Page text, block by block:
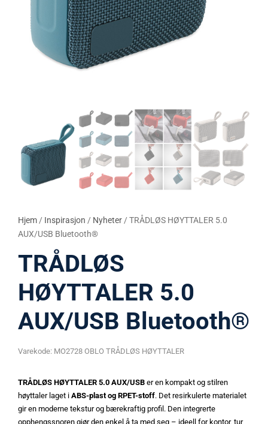
Hjem / Inspirasjon / Nyheter / TRÅDLØS HØYTTALER 5.0
AUX/USB Bluetooth®
TRÅDLØS
HØYTTALER 5.0
AUX/USB Bluetooth®
Varekode: MO2728 OBLO TRÅDLØS HØYTTALER
TRÅDLØS HØYTTALER 5.0 AUX/USB er en kompakt og stilren
høyttaler laget i ABS-plast og RPET-stoff. Det resirkulerte materialet
gir en moderne tekstur og bærekraftig profil. Den integrerte
opphengssnoren gjør den enkel å ta med seg – ideell for kontor, tur